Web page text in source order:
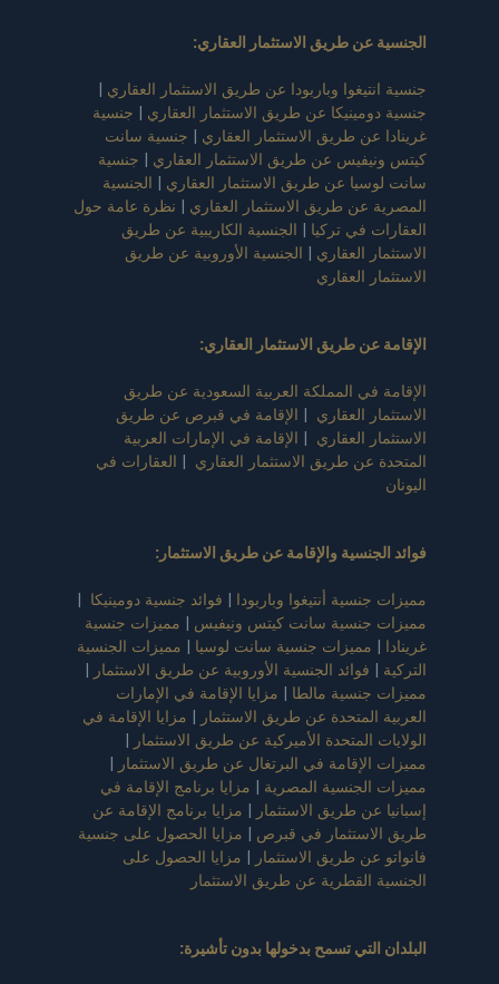
الجنسية عن طريق الاستثمار العقاري:
جنسية انتيغوا وباربودا عن طريق الاستثمار العقاري |
جنسية دومينيكا عن طريق الاستثمار العقاري | جنسية
غرينادا عن طريق الاستثمار العقاري | جنسية سانت
كيتس ونيفيس عن طريق الاستثمار العقاري | جنسية
سانت لوسيا عن طريق الاستثمار العقاري | الجنسية
المصرية عن طريق الاستثمار العقاري | نظرة عامة حول
العقارات في تركيا | الجنسية الكاريبية عن طريق
الاستثمار العقاري | الجنسية الأوروبية عن طريق
الاستثمار العقاري
الإقامة عن طريق الاستثمار العقاري:
الإقامة في المملكة العربية السعودية عن طريق
الاستثمار العقاري | الإقامة في قبرص عن طريق
الاستثمار العقاري | الإقامة في الإمارات العربية
المتحدة عن طريق الاستثمار العقاري | العقارات في
اليونان
فوائد الجنسية والإقامة عن طريق الاستثمار :
مميزات جنسية أنتيغوا وباربودا | فوائد جنسية دومينيكا |
مميزات جنسية سانت كيتس ونيفيس | مميزات جنسية
غرينادا | مميزات جنسية سانت لوسيا | مميزات الجنسية
التركية | فوائد الجنسية الأوروبية عن طريق الاستثمار |
مميزات جنسية مالطا | مزايا الإقامة في الإمارات
العربية المتحدة عن طريق الاستثمار | مزايا الإقامة في
الولايات المتحدة الأميركية عن طريق الاستثمار |
مميزات الإقامة في البرتغال عن طريق الاستثمار |
مميزات الجنسية المصرية | مزايا برنامج الإقامة في
إسبانيا عن طريق الاستثمار | مزايا برنامج الإقامة عن
طريق الاستثمار في قبرص | مزايا الحصول على جنسية
فانواتو عن طريق الاستثمار | مزايا الحصول على
الجنسية القطرية عن طريق الاستثمار
البلدان التي تسمح بدخولها بدون تأشيرة: